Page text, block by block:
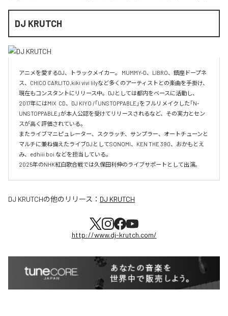
DJ KRUTCH
アニメを愛するDJ、トラックメイカー。 MUMMY-D、LIBRO、鎮座ドープネ
ス、CHICO CARLITO,kiki vivi lilyなど多くのアーティストとの楽曲を手掛け、
現在もコンスタントにリリース中。DJとしては都内をベースに活動し、
2017年にはMIX  CD、DJ KIYO /「UNSTOPPABLE」をフルリメイクした「N-
UNSTOPPABLE」が本人公認を受けてリリースされるなど、その実力とセン
スが高く評価されている。
またライブマニピュレーター、スクラッチ、サンプラー、オートチューンと
マルチに兼ね備えたライブDJとしてSONOMI、KEN THE 390、おかもとえ
み、edhiii boi などを担当している。
DJ KRUTCHの他のリリース： DJ KRUTCH
http://www.dj-krutch.com/